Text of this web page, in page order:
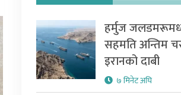
हर्मुज
सहमति अन्तिम
इरानको दाबी
७ मिनेट अघि